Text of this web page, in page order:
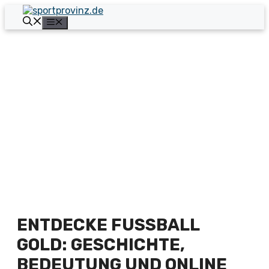
Zum
Inhalt
springen
ENTDECKE FUSSBALL G
OLD: GESCHICHTE, B
EDEUTUNG UND ONLINE S